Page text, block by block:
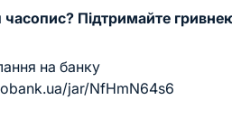
Підтримайте
на банку
jar/NfHmN64s6